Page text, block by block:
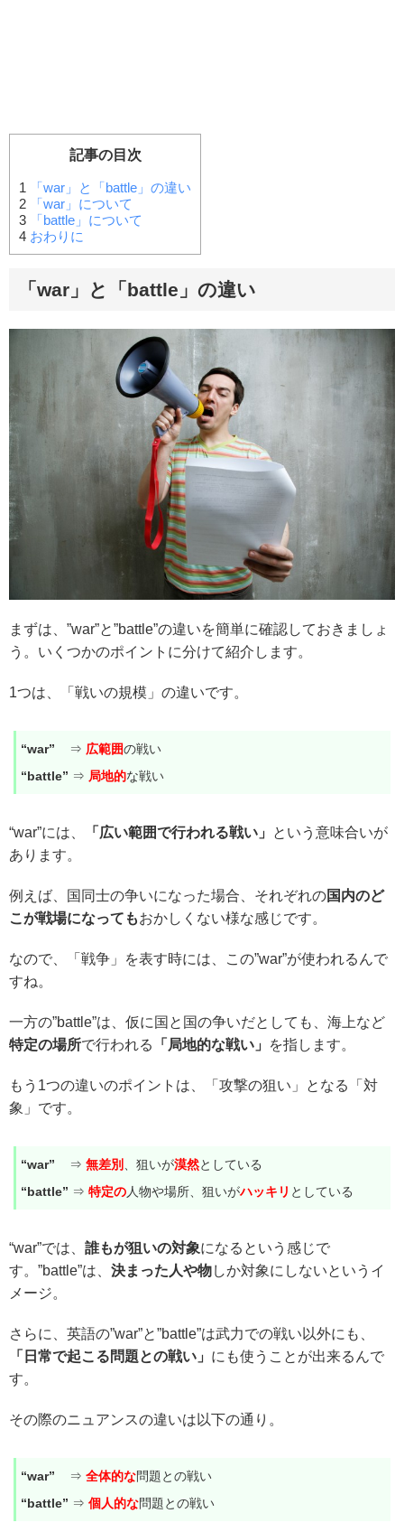
記事の目次
1 「war」と「battle」の違い
2 「war」について
3 「battle」について
4 おわりに
「war」と「battle」の違い
まずは、”war”と”battle”の違いを簡単に確認しておきましょ
う。いくつかのポイントに分けて紹介します。
1つは、「戦いの規模」の違いです。
“war” ⇒ 広範囲の戦い
“battle” ⇒ 局地的な戦い
“war”には、 「広い範囲で行われる戦い」
という意味合いが
あります。
例えば、国同士の争いになった場合、それぞれの国内のど
こが戦場になってもおかしくない様な感じです。
なので、「戦争」を表す時には、この”war”が使われるんで
すね。
一方の”battle”は、仮に国と国の争いだとしても、海上など
特定の場所で行われる 「局地的な戦い」 を指します。
もう1つの違いのポイントは、「攻撃の狙い」となる「対
象」です。
“war” ⇒ 無差別 、狙いが漠然としている
“battle” ⇒ 特定の人物や場所、狙いがハッキリ としている
“war”では、 誰もが狙いの対象になるという感じで
す。”battle”は、 決まった人や物しか対象にしないというイ
メージ。
さらに、英語の”war”と”battle”は武力での戦い以外にも、
「日常で起こる問題との戦い」 にも使うことが出来るんで
す。
その際のニュアンスの違いは以下の通り。
“war” ⇒ 全体的な問題との戦い
“battle” ⇒ 個人的な問題との戦い